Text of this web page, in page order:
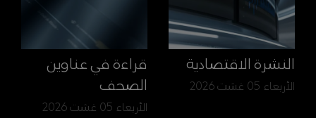
النشرة الاقتصادية
الأربعاء 05 غشت 2026
قراءة في عناوين
الصحف
الأربعاء 05 غشت 2026